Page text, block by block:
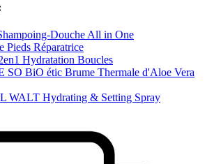
Douche All in One
Pieds Réparatrice
Hydratation Boucles
BiO étic Brume Thermale d'Aloe Vera
WALT Hydrating & Setting Spray